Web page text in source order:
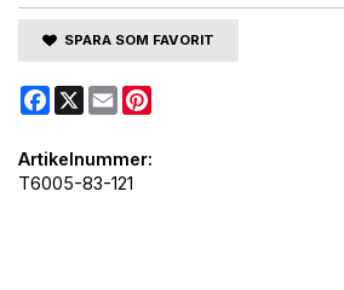
SPARA SOM FAVORIT
Facebook
X Email
Artikelnummer:
T6005-83-121